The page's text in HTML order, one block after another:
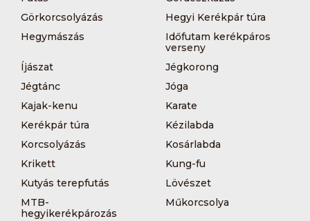
Görkorcsolyázás
Hegyi Kerékpár túra
Hegymászás
Időfutam kerékpáros
verseny
Íjászat
Jégkorong
Jégtánc
Jóga
Kajak-kenu
Karate
Kerékpár túra
Kézilabda
Korcsolyázás
Kosárlabda
Krikett
Kung-fu
Kutyás terepfutás
Lövészet
MTB-
hegyikerékpározás
Műkorcsolya